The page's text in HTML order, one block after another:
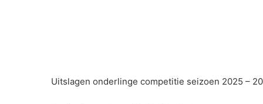
Uitslagen onderlinge competitie seizoen 2025 –